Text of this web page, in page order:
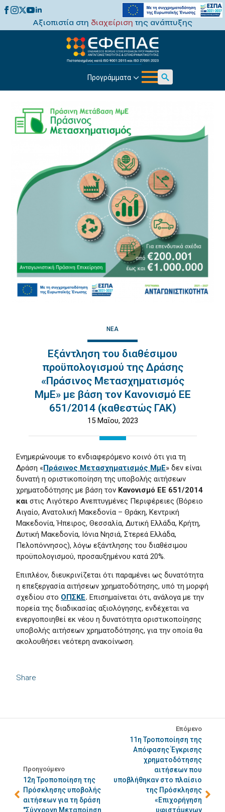
Αξιοπιστία στη διαχείριση της ανάπτυξης
Προγράμματα
Search
ΝΈΑ
Εξάντληση του διαθέσιμου
προϋπολογισμού της Δράσης
«Πράσινος Μετασχηματισμός
ΜμΕ» με βάση τον Κανονισμό ΕΕ
651/2014 (καθεστώς ΓΑΚ)
15 Μαΐου, 2023
Share
Ενημερώνουμε το ενδιαφερόμενο κοινό ότι για τη
Δράση «Πράσινος Μετασχηματισμός ΜμΕ» δεν είναι
δυνατή η οριστικοποίηση της υποβολής αιτήσεων
χρηματοδότησης με βάση τον Κανονισμό ΕΕ 651/2014
και στις Λιγότερο Ανεπτυγμένες Περιφέρειες (Βόρειο
Αιγαίο, Ανατολική Μακεδονία – Θράκη, Κεντρική
Μακεδονία, Ήπειρος, Θεσσαλία, Δυτική Ελλάδα, Κρήτη,
Δυτική Μακεδονία, Ιόνια Νησιά, Στερεά Ελλάδα,
Πελοπόννησος), λόγω εξάντλησης του διαθέσιμου
προϋπολογισμού, προσαυξημένου κατά 20%.
Επιπλέον, διευκρινίζεται ότι παραμένει ως δυνατότητα
η επεξεργασία αιτήσεων χρηματοδότησης, υπό τη μορφή
σχεδίου στο ΟΠΣΚΕ.Επισημαίνεται ότι, ανάλογα με την
πορεία της διαδικασίας αξιολόγησης, ενδέχεται να
ενεργοποιηθεί εκ νέου η δυνατότητα οριστικοποίησης
υποβολής αιτήσεων χρηματοδότησης, για την οποία θα
ακολουθήσει νεότερη ανακοίνωση.
Προηγούμενο
12η Τροποποίηση της
Πρόσκλησης υποβολής
αιτήσεων για τη δράση
"Σύγχρονη Μεταποίηση
Επόμενο
11η Τροποποίηση της
Απόφασης Έγκρισης
χρηματοδότησης
αιτήσεων που
υποβλήθηκαν στο πλαίσιο
της Πρόσκλησης
«Επιχορήγηση
υφιστάμενων